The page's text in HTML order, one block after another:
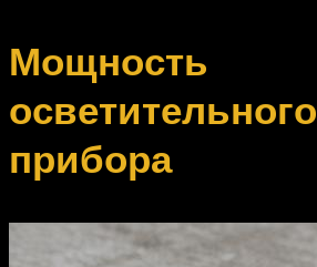
Мощность
осветительного
прибора